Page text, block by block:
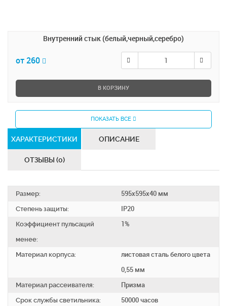
Внутренний стык (белый,черный,серебро)
от 260
В КОРЗИНУ
ПОКАЗАТЬ ВСЕ
ХАРАКТЕРИСТИКИ ОПИСАНИЕ
ОТЗЫВЫ (0)
Размер:
595х595х40 мм
Степень защиты:
IP20
Коэффициент пульсаций
менее:
1%
Материал корпуса:
листовая сталь белого цвета
0,55 мм
Материал рассеивателя:
Призма
Срок службы светильника:
50000 часов